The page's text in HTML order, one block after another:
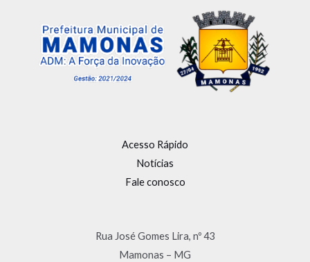
Acesso Rápido
Notícias
Fale conosco
Rua José Gomes Lira, nº 43
Mamonas – MG